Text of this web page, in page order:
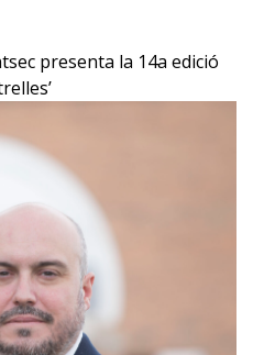
presenta la 14a edició